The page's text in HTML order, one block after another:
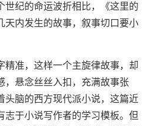
世纪的命运波折相比，《这里的
天内发生的故事，叙事切口要小
精准，这样一个主旋律故事，却
，悬念丝丝入扣，充满故事张
头脑的西方现代派小说，这篇近
志于小说写作者的学习模板。但